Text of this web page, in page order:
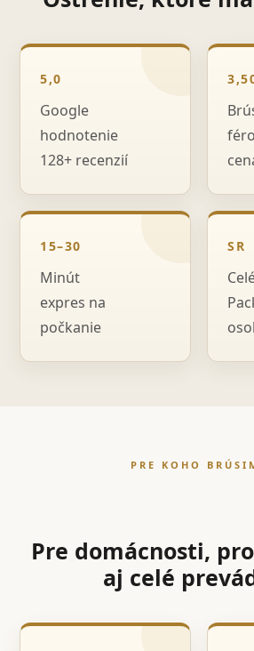
5,0
Google
hodnotenie
128+ recenzií
15–30
Minút
expres na
počkanie
SR
PRE KOHO
Pre domácnosti,
aj celé